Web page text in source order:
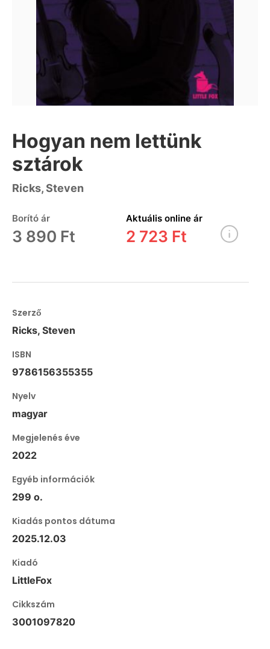
Hogyan nem lettünk
sztárok
Ricks, Steven
Borító ár
3 890 Ft
Aktuális online ár
2 723 Ft
Szerző
Ricks, Steven
ISBN
9786156355355
Nyelv
magyar
Megjelenés éve
2022
Egyéb információk
299 o.
Kiadás pontos dátuma
2025.12.03
Kiadó
LittleFox
Cikkszám
3001097820